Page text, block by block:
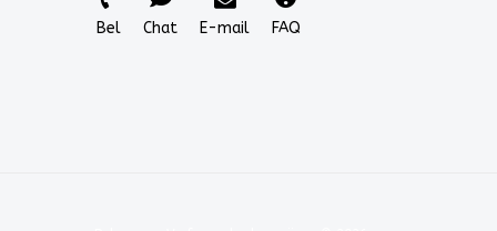
Bel Chat E-mail FAQ